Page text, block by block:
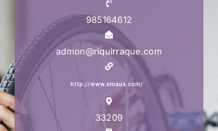
985164612
admon@riquirraque.com
http://www.emaus.com/
33209